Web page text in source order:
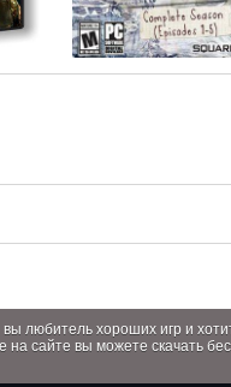
любитель хороших игр и
сайте вы можете скачать